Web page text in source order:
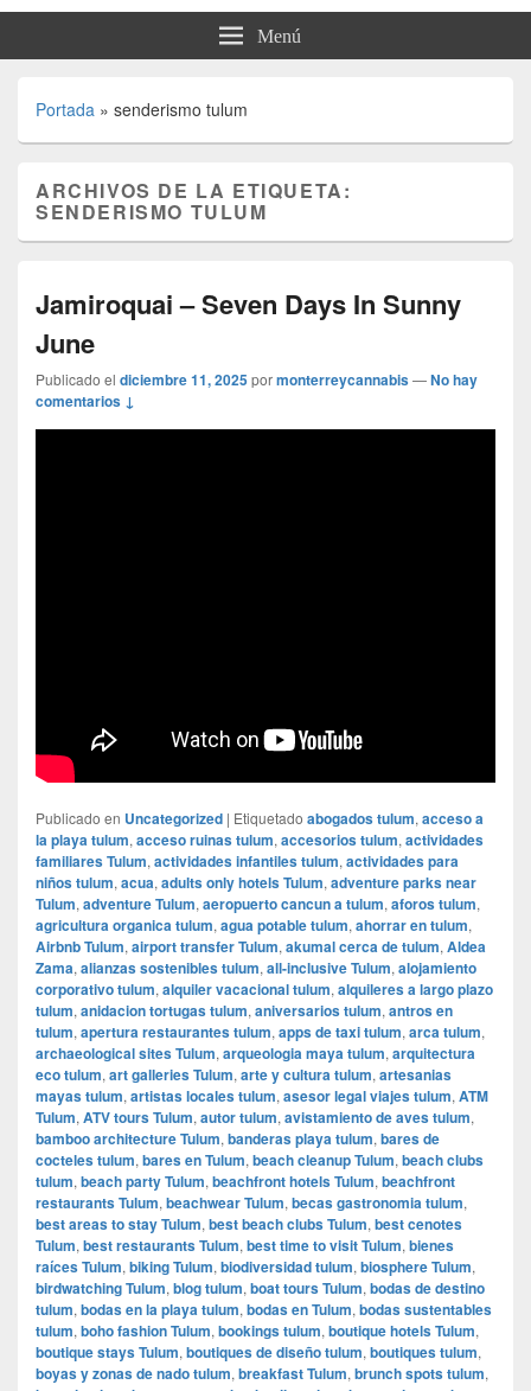
Menú
Portada » senderismo tulum
ARCHIVOS DE LA ETIQUETA:
SENDERISMO TULUM
Jamiroquai – Seven Days In Sunny
June
Publicado el diciembre 11, 2025pormonterreycannabis—No hay
comentarios ↓
Publicado en Uncategorized | Etiquetado abogados tulum, acceso a
la playa tulum, acceso ruinas tulum, accesorios tulum, actividades
familiares Tulum, actividades infantiles tulum, actividades para
niños tulum, acua, adults only hotels Tulum, adventure parks near
Tulum, adventure Tulum, aeropuerto cancun a tulum, aforos tulum,
agricultura organica tulum, agua potable tulum, ahorrar en tulum,
Airbnb Tulum, airport transfer Tulum, akumal cerca de tulum, Aldea
Zama, alianzas sostenibles tulum, all-inclusive Tulum, alojamiento
corporativo tulum, alquiler vacacional tulum, alquileres a largo plazo
tulum, anidacion tortugas tulum, aniversarios tulum, antros en
tulum, apertura restaurantes tulum, apps de taxi tulum, arca tulum,
archaeological sites Tulum, arqueologia maya tulum, arquitectura
eco tulum, art galleries Tulum, arte y cultura tulum, artesanias
mayas tulum, artistas locales tulum, asesor legal viajes tulum, ATM
Tulum, ATV tours Tulum, autor tulum, avistamiento de aves tulum,
bamboo architecture Tulum, banderas playa tulum, bares de
cocteles tulum, bares en Tulum, beach cleanup Tulum, beach clubs
tulum, beach party Tulum, beachfront hotels Tulum, beachfront
restaurants Tulum, beachwear Tulum, becas gastronomia tulum,
best areas to stay Tulum, best beach clubs Tulum, best cenotes
Tulum, best restaurants Tulum, best time to visit Tulum, bienes
raíces Tulum, biking Tulum, biodiversidad tulum, biosphere Tulum,
birdwatching Tulum, blog tulum, boat tours Tulum, bodas de destino
tulum, bodas en la playa tulum, bodas en Tulum, bodas sustentables
tulum, boho fashion Tulum, bookings tulum, boutique hotels Tulum,
boutique stays Tulum, boutiques de diseño tulum, boutiques tulum,
boyas y zonas de nado tulum, breakfast Tulum, brunch spots tulum,